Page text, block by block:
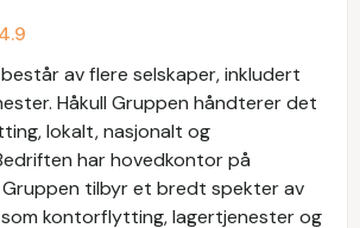
4.9
av flere selskaper, inkludert
Håkull Gruppen håndterer det
lokalt, nasjonalt og
har hovedkontor på
Gruppen tilbyr et bredt spekter av
kontorflytting, lagertjenester og